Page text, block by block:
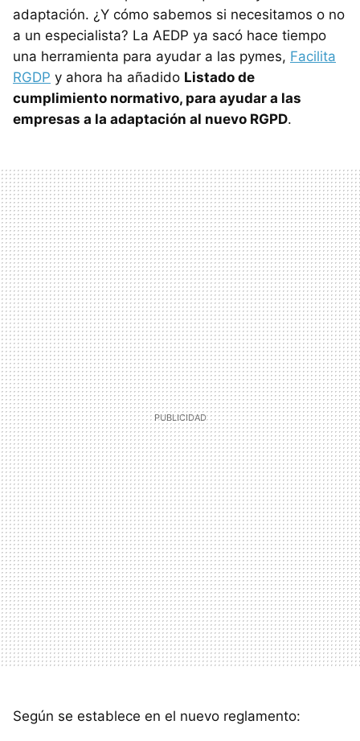
adaptación. ¿Y cómo sabemos si necesitamos o no
a un especialista? La AEDP ya sacó hace tiempo
una herramienta para ayudar a las pymes, Facilita
RGDP y ahora ha añadido Listado de
cumplimiento normativo, para ayudar a las
empresas a la adaptación al nuevo RGPD.
Según se establece en el nuevo reglamento: